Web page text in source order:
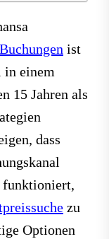
ist
in einem
15 Jahren als
dass
funktioniert,
zu
Optionen